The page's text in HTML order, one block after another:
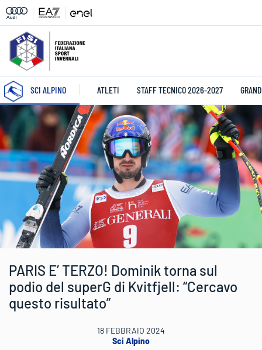
SCI ALPINO ATLETI STAFF TECNICO 2026-2027
PARIS E’ TERZO! Dominik torna sul
podio del superG di Kvitfjell: “Cercavo
questo risultato”
18 FEBBRAIO 2024
Sci Alpino